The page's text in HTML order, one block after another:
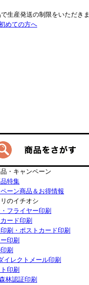
送の制限をいただきます。
めての方へ
・キャンペーン
特集
ーン商品＆お得情報
のイチオシ
フライヤー印刷
ード印刷
刷・ポストカード印刷
印刷
刷
イレクトメール印刷
印刷
林認証印刷